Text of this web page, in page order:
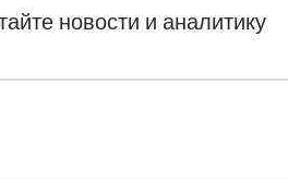
новости и аналитику